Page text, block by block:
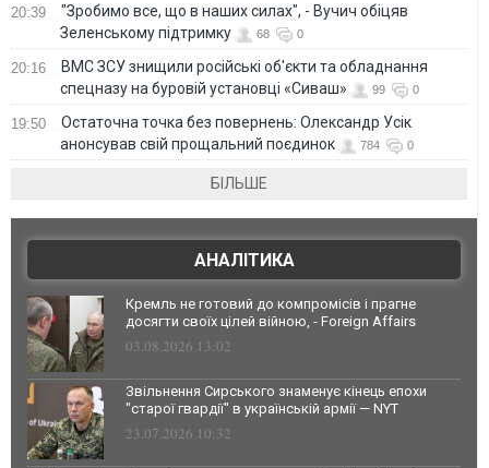
20:39
"Зробимо все, що в наших силах", - Вучич обіцяв
Зеленському підтримку
68 0
20:16
ВМС ЗСУ знищили російські об'єкти та обладнання
спецназу на буровій установці «Сиваш»
99 0
19:50
Остаточна точка без повернень: Олександр Усік
анонсував свій прощальний поєдинок
784 0
БІЛЬШЕ
АНАЛІТИКА
Кремль не готовий до компромісів і прагне
досягти своїх цілей війною, - Foreign Affairs
03.08.2026 13:02
Звільнення Сирського знаменує кінець епохи
"старої гвардії" в українській армії — NYT
23.07.2026 10:32